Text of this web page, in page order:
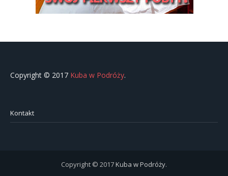
Copyright © 2017 Kuba w Podróży.
Kontakt
Copyright © 2017Kuba w Podróży.